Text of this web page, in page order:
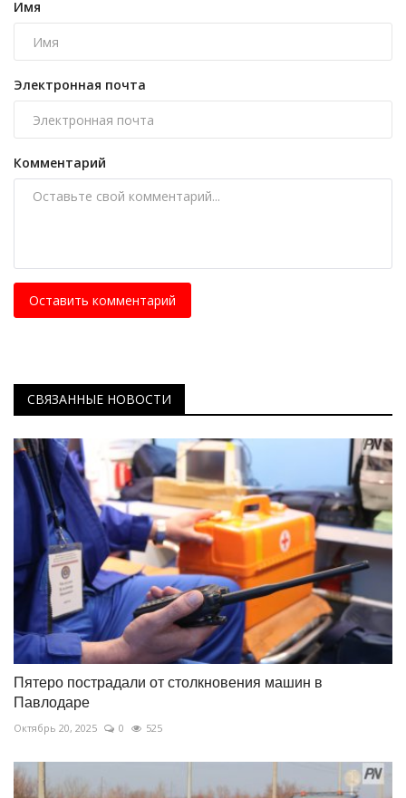
Имя
Электронная почта
Комментарий
Оставить комментарий
СВЯЗАННЫЕ НОВОСТИ
Пятеро пострадали от столкновения машин в
Павлодаре
Октябрь 20, 2025 0 525